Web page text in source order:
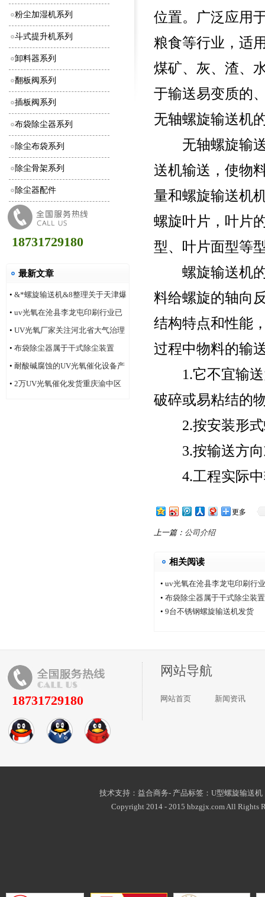
粉尘加湿机系列
斗式提升机系列
卸料器系列
翻板阀系列
插板阀系列
布袋除尘器系列
除尘布袋系列
除尘骨架系列
除尘器配件
18731729180
最新文章
• &*螺旋输送机&8整理关于天津爆
炸事件合理的评价
• uv光氧在沧县李龙屯印刷行业已
安装多家案例
• UV光氧厂家关注河北省大气治理
改善状况
• 布袋除尘器属于干式除尘装置
• 耐酸碱腐蚀的UV光氧催化设备产
品
• 2万UV光氧催化发货重庆渝中区
位置。广泛应用
粮食等行业，适
煤矿、灰、渣、
于输送易变质的
无轴螺旋输送机
无轴螺旋输送
送机输送，使物
量和螺旋输送机
螺旋叶片，叶片
型、叶片面型等
螺旋输送机的
料给螺旋的轴向
结构特点和性能
过程中物料的输
1.它不宜输送
破碎或易粘结的
2.按安装形式
3.按输送方向
4.工程实际中
更多
上一篇： 公司介绍
相关阅读
• uv光氧在沧县李龙屯印刷行
• 布袋除尘器属于干式除尘装置
• 9台不锈钢螺旋输送机发货
18731729180
网站导航
网站首页 新闻资讯
技术支持：益合商务- 产品标签： U型螺旋输送机
Copyright 2014 - 2015 hbzgjx.com All Rights